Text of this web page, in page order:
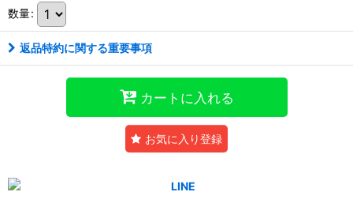
数量:
返品特約に関する重要事項
カートに入れる
お気に入り登録